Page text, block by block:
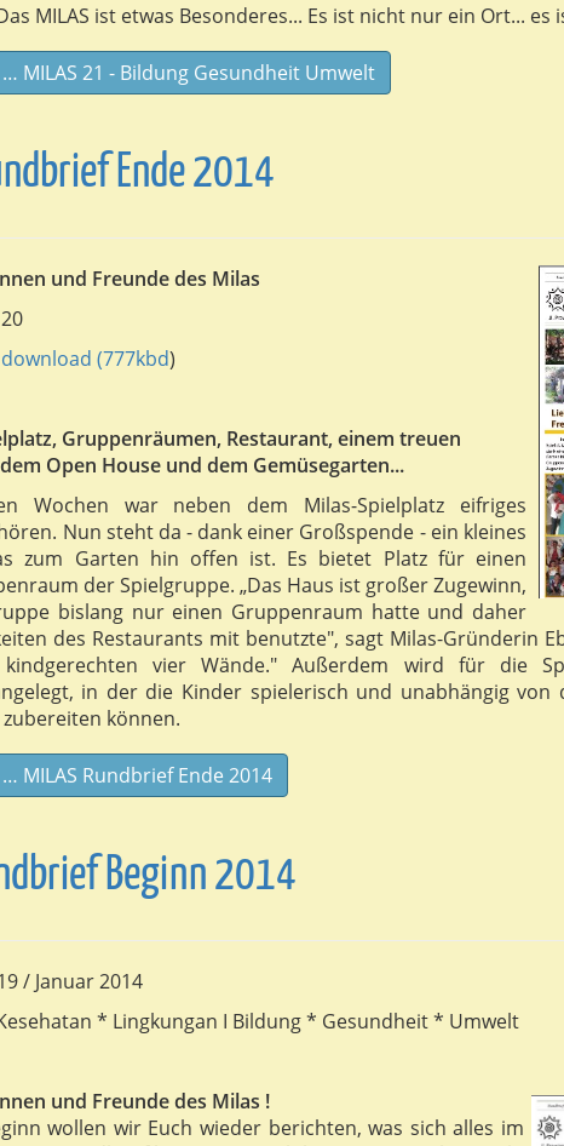
MILAS ist etwas Besonderes... Es ist nicht nur ein Ort... es
MILAS 21 - Bildung Gesundheit Umwelt
Ende 2014
und Freunde des Milas
(777kbd)
Gruppenräumen, Restaurant, einem treuen
Open House und dem Gemüsegarten...
Wochen war neben dem Milas-Spielplatz eifriges
Nun steht da - dank einer Großspende - ein kleines
zum Garten hin offen ist. Es bietet Platz für einen
der Spielgruppe. „Das Haus ist großer Zugewinn,
bislang nur einen Gruppenraum hatte und daher
des Restaurants mit benutzte", sagt Milas-Gründerin
vier Wände." Außerdem wird für die
in der die Kinder spielerisch und unabhängig von
können.
MILAS Rundbrief Ende 2014
Beginn 2014
/ Januar 2014
* Lingkungan I Bildung * Gesundheit * Umwelt
und Freunde des Milas !
wollen wir Euch wieder berichten, was sich alles im